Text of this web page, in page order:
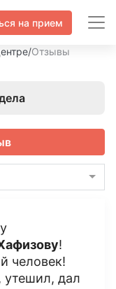
на прием
/Отзывы
!
человек!
дал